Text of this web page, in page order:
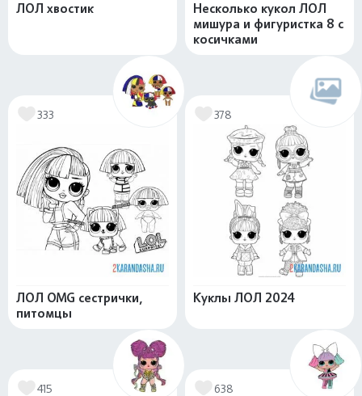
ЛОЛ хвостик
Несколько кукол ЛОЛ
мишура и фигуристка 8 с
косичками
333
ЛОЛ OMG сестрички,
питомцы
378
Куклы ЛОЛ 2024
415 638